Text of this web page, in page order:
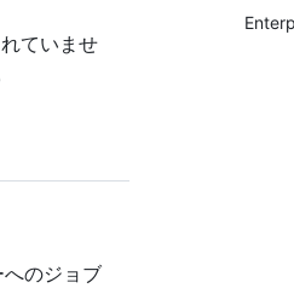
ていませ
のジョブ